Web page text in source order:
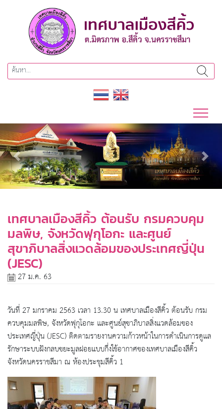
Previous Next
เทศบาลเมืองสีคิ้ว ต้อนรับ กรมควบคุม
มลพิษ, จังหวัดฟุกุโอกะ และศูนย์
สุขาภิบาลสิ่งแวดล้อมของประเทศญี่ปุ่น
(JESC)
27 ม.ค. 63
วันที่ 27 มกราคม 2563 เวลา 13.30 น เทศบาลเมืองสีคิ้ว ต้อนรับ กรม
ควบคุมมลพิษ, จังหวัดฟุกุโอกะ และศูนย์สุขาภิบาลสิ่งแวดล้อมของ
ประเทศญี่ปุ่น (JESC) ติดตามรายงานความก้าวหน้าในการดำเนินการดูแล
รักษาระบบฝังกลบขยะมูลฝอยแบบกึ่งใช้อากาศของเทศบาลเมืองสีคิ้ว
จังหวัดนครราชสีมา ณ ห้องประชุมสีคิ้ว 1